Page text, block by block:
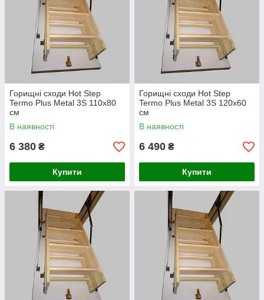
Высокие показатели нагрузки - до 160 кг
Используются только металлические
язычковые механизмы
Ступеньки крепятся к боковинкам
благодаря надежному соединению -
Усі щаблі мають спеціальні насічки, що
перешкоджають ковзанню
Гарантія 5 років
Горищні сходи Hot Step
Termo Plus Metal 3S 110х80
см
В наявності
6 380 ₴
Купити
Горищні сходи Hot Step
Termo Plus Metal 3S 120х60
см
В наявності
6 490 ₴
Купити